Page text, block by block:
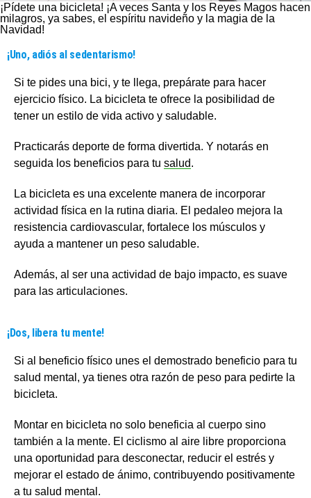
¡Pídete una bicicleta! ¡A veces Santa y los Reyes Magos hacen
milagros, ya sabes, el espíritu navideño y la magia de la
Navidad!
¡Uno, adiós al sedentarismo!
Si te pides una bici, y te llega, prepárate para hacer
ejercicio físico. La bicicleta te ofrece la posibilidad de
tener un estilo de vida activo y saludable.
Practicarás deporte de forma divertida. Y notarás en
seguida los beneficios para tu salud.
La bicicleta es una excelente manera de incorporar
actividad física en la rutina diaria. El pedaleo mejora la
resistencia cardiovascular, fortalece los músculos y
ayuda a mantener un peso saludable.
Además, al ser una actividad de bajo impacto, es suave
para las articulaciones.
¡Dos, libera tu mente!
Si al beneficio físico unes el demostrado beneficio para tu
salud mental, ya tienes otra razón de peso para pedirte la
bicicleta.
Montar en bicicleta no solo beneficia al cuerpo sino
también a la mente. El ciclismo al aire libre proporciona
una oportunidad para desconectar, reducir el estrés y
mejorar el estado de ánimo, contribuyendo positivamente
a tu salud mental.